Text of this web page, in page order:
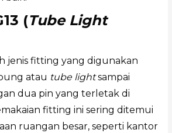
(Tube Light
jenis fitting yang digunakan
atau tube lightsampai
dua pin yang terletak di
fitting ini sering ditemui
ruangan besar, seperti kantor